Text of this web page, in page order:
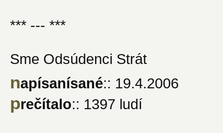
*** --- ***
Sme Odsúdenci Strát
napísanísané:: 19.4.2006
prečítalo:: 1397 ludí